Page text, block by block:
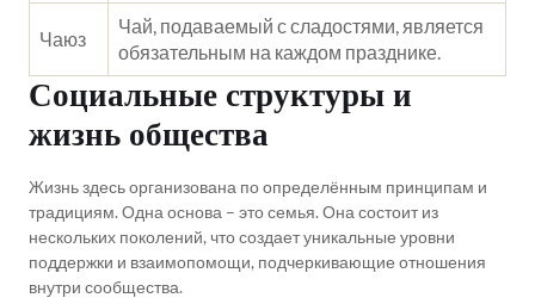
Чаюз
Чай, подаваемый с сладостями, является
обязательным на каждом празднике.
Социальные структуры и
жизнь общества
Жизнь здесь организована по определённым принципам и
традициям. Одна основа – это семья. Она состоит из
нескольких поколений, что создает уникальные уровни
поддержки и взаимопомощи, подчеркивающие отношения
внутри сообщества.